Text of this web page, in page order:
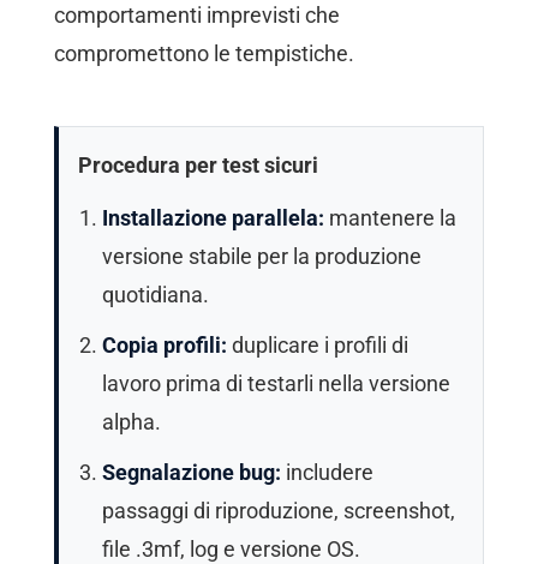
comportamenti imprevisti che
compromettono le tempistiche.
Procedura per test sicuri
Installazione parallela: mantenere la
versione stabile per la produzione
quotidiana.
Copia profili: duplicare i profili di
lavoro prima di testarli nella versione
alpha.
Segnalazione bug: includere
passaggi di riproduzione, screenshot,
file .3mf, log e versione OS.